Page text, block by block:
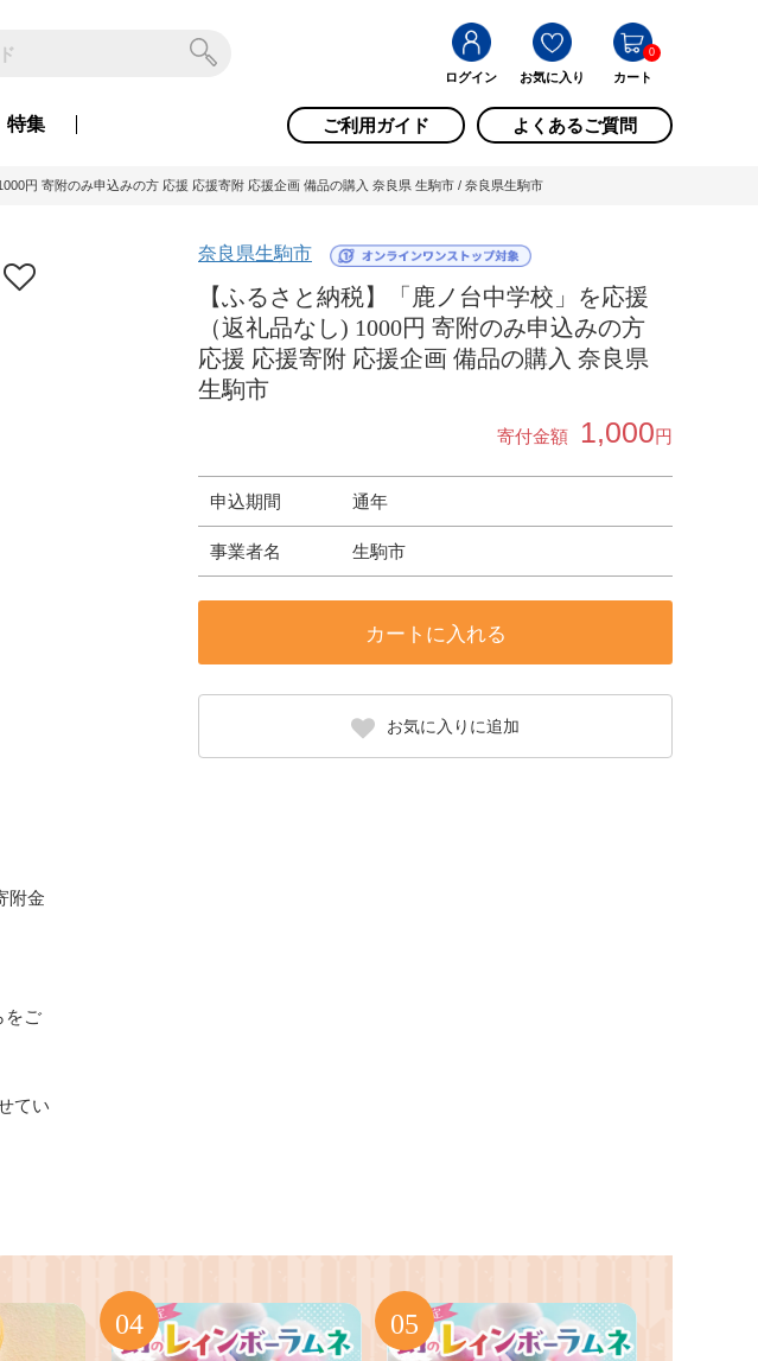
ログイン お気に入り カート
0
特集 ご利用ガイド よくあるご質問
円 寄附のみ申込みの方 応援 応援寄附 応援企画 備品の購入 奈良県 生駒市 / 奈良県生駒市
奈良県生駒市
【ふるさと納税】「鹿ノ台中学校」を応援
（返礼品なし) 1000円 寄附のみ申込みの方
応援 応援寄附 応援企画 備品の購入 奈良県
生駒市
寄付金額 1,000円
申込期間 通年
事業者名 生駒市
カートに入れる
お気に入りに追加
附金
をご
てい